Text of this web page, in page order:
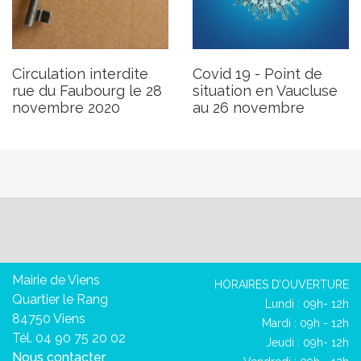
Circulation interdite
rue du Faubourg le 28
novembre 2020
Covid 19 - Point de
situation en Vaucluse
au 26 novembre
Mairie de Viens
Quartier le Rang
84750 Viens
Tél. 04 90 75 20 02
Nous contacter
HORAIRES D’OUVERTURE
Lundi : 09h- 12h
Mardi : 09h - 12h
Jeudi : 09h- 12h